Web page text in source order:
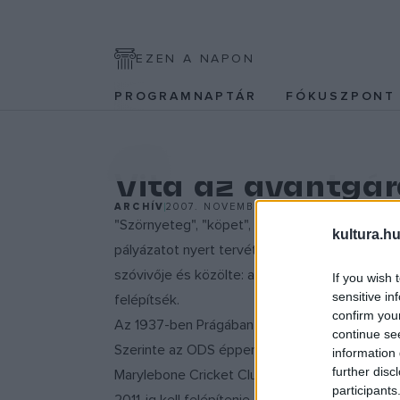
If you wish
sensitive
confirm
continue
information
further
EZEN A NAPON
PROGRAMNAPTÁR FÓKUSZPONT
Vita az
ARCHÍV2007. NOVEMBER 7.
"Szörnyeteg", "köpet", békanyál", "cirkusz" -
pályázatot nyert tervét annak bírálói. "Egy
szóvivője és közölte: a többségben lévő párt
felépítsék.
Az 1937-ben Prágában született Kaplicky,
Szerinte az ODS éppen úgy diktálja az
Marylebone Cricket Club kagyló alakú